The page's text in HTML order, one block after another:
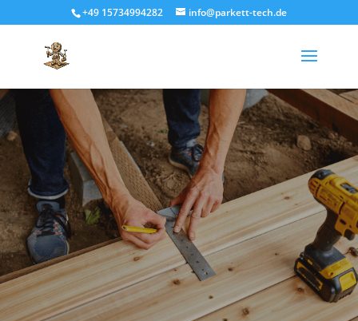
+49 15734994282 info@parkett-tech.de